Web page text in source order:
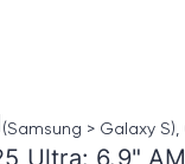
(Samsung > Galaxy S),
Ultra: 6.9"